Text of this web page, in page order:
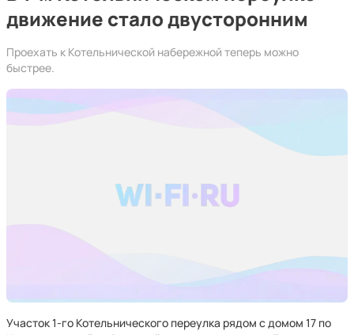
движение стало двусторонним
Проехать к Котельнической набережной теперь можно
быстрее.
Участок 1-го Котельнического переулка рядом с домом 17 по